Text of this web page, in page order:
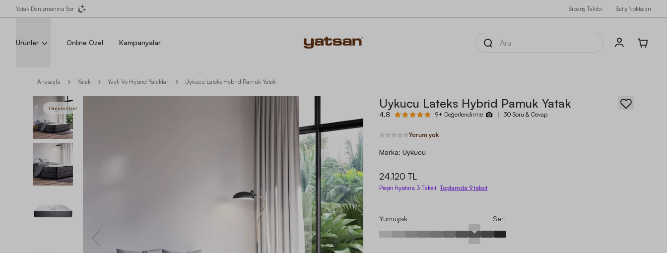
Yatak Danışmanına Sor Sipariş Takibi Satış Noktaları
Ürünler Online Özel Kampanyalar
Anasayfa Yatak Yaylı Ve Hybrid Yataklar Uykucu Lateks Hybrid Pamuk Yatak
Online Özel Uykucu Lateks Hybrid Pamuk Yatak
4.8 9+ Değerlendirme 30 Soru & Cevap
Yorum yok
Marka:Uykucu
24.120 TL
Peşin fiyatına 3 Taksit, Toplamda 9taksit
Yumuşak Sert